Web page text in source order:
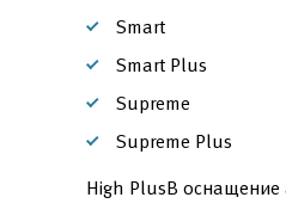
Smart
Smart Plus
Supreme
Supreme Plus
High PlusВ